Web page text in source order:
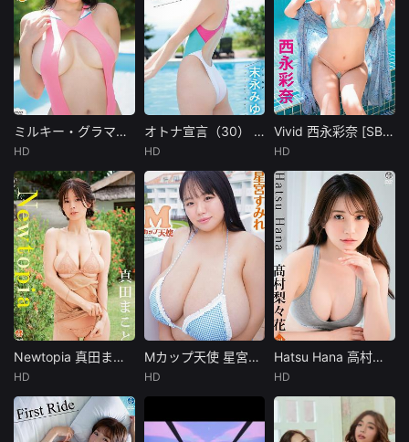
ミルキー・グラマー 秋田そな [TSDS-43051]
発売日： 2026/0
1/23製作年： --
--収録時間： 1
ミルキー・グラマー 秋田そな [TSDS-43051]
HD
オトナ宣言（30） 末永みゆ [TSDS-43044]
発売日： 2025/1
2/19製作年： ---
-収録時間： -
オトナ宣言（30） 末永みゆ [TSDS-43044]
HD
Vivid 西永彩奈 [SBVD-0567]
発売日： 2025/0
9/26製作年： --
--収録時間： 1
Vivid 西永彩奈 [SBVD-0567]
HD
Newtopia 真田まこと [SBVD-0565]
発売日： 2025/0
8/29製作年： --
Newtopia 真田まこと [SBVD-0565]
HD
Mカップ天使 星宮すみれ [TSDS-43046]
2/19製作年： ---
Mカップ天使 星宮すみれ [TSDS-43046]
HD
Hatsu Hana 高村梨々花 [SBVD-0568]
発売日： 2025/0
9/26製作年： --
Hatsu Hana 高村梨々花 [SBVD-0568]
HD